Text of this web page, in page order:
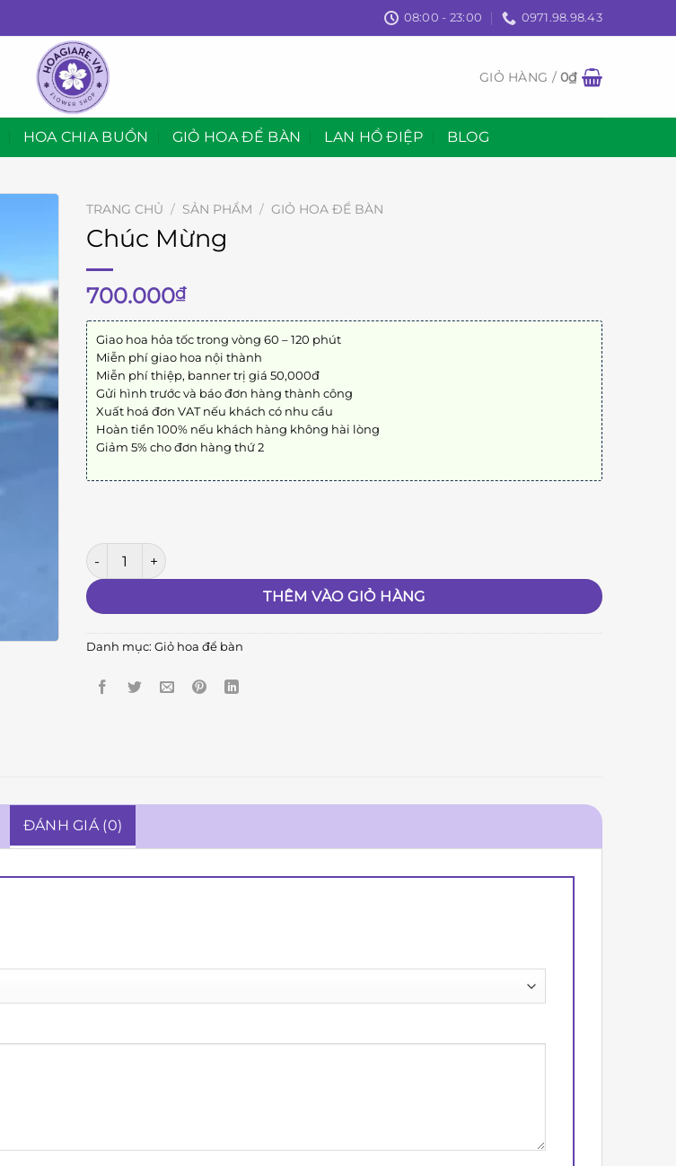
08:00 - 23:00 0971.98.98.43
GIỎ HÀNG /0₫
HOA CHIA BUỒN GIỎ HOA ĐỂ BÀN LAN HỒ ĐIỆP BLOG
TRANG CHỦ / SẢN PHẨM / GIỎ HOA ĐỂ BÀN
Chúc Mừng
700.000₫
Giao hoa hỏa tốc trong vòng 60 – 120 phút
Miễn phí giao hoa nội thành
Miễn phí thiệp, banner trị giá 50,000đ
Gửi hình trước và báo đơn hàng thành công
Xuất hoá đơn VAT nếu khách có nhu cầu
Hoàn tiền 100% nếu khách hàng không hài lòng
Giảm 5% cho đơn hàng thứ 2
Chúc Mừng số lượng
THÊM VÀO GIỎ HÀNG
Danh mục: Giỏ hoa để bàn
ĐÁNH GIÁ (0)